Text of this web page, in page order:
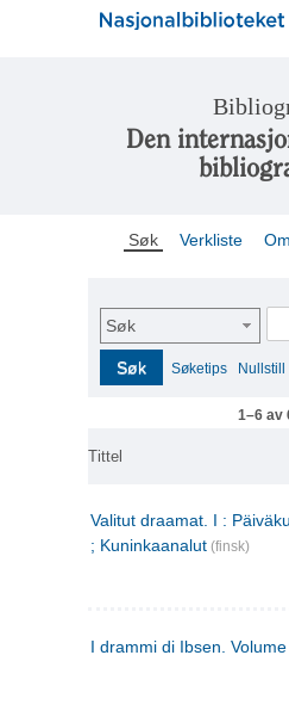
Den
Søk Verkliste
Søk
Søk Søketips Nullstill
1–6 av
Tittel
Valitut draamat. I :
; Kuninkaanalut (finsk)
I drammi di Ibsen.